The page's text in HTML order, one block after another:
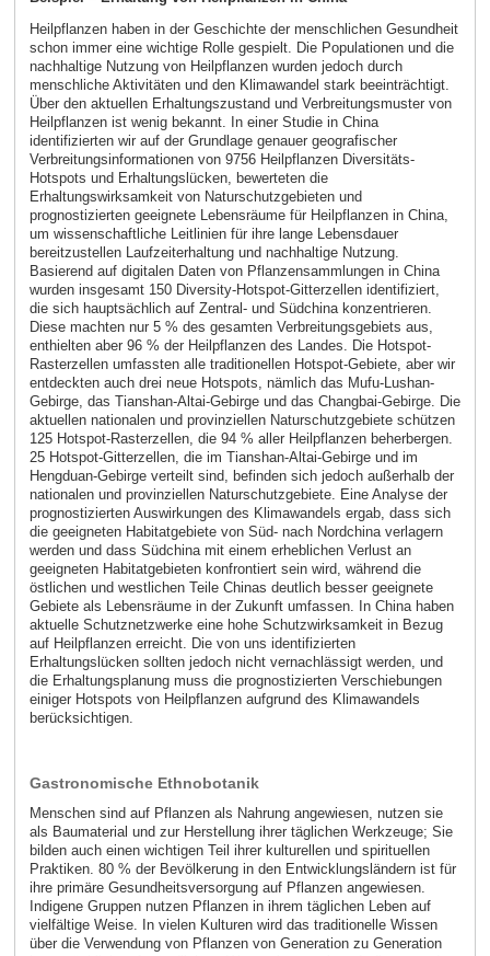
Heilpflanzen haben in der Geschichte der menschlichen Gesundheit
schon immer eine wichtige Rolle gespielt. Die Populationen und die
nachhaltige Nutzung von Heilpflanzen wurden jedoch durch
menschliche Aktivitäten und den Klimawandel stark beeinträchtigt.
Über den aktuellen Erhaltungszustand und Verbreitungsmuster von
Heilpflanzen ist wenig bekannt. In einer Studie in China
identifizierten wir auf der Grundlage genauer geografischer
Verbreitungsinformationen von 9756 Heilpflanzen Diversitäts-
Hotspots und Erhaltungslücken, bewerteten die
Erhaltungswirksamkeit von Naturschutzgebieten und
prognostizierten geeignete Lebensräume für Heilpflanzen in China,
um wissenschaftliche Leitlinien für ihre lange Lebensdauer
bereitzustellen Laufzeiterhaltung und nachhaltige Nutzung.
Basierend auf digitalen Daten von Pflanzensammlungen in China
wurden insgesamt 150 Diversity-Hotspot-Gitterzellen identifiziert,
die sich hauptsächlich auf Zentral- und Südchina konzentrieren.
Diese machten nur 5 % des gesamten Verbreitungsgebiets aus,
enthielten aber 96 % der Heilpflanzen des Landes. Die Hotspot-
Rasterzellen umfassten alle traditionellen Hotspot-Gebiete, aber wir
entdeckten auch drei neue Hotspots, nämlich das Mufu-Lushan-
Gebirge, das Tianshan-Altai-Gebirge und das Changbai-Gebirge. Die
aktuellen nationalen und provinziellen Naturschutzgebiete schützen
125 Hotspot-Rasterzellen, die 94 % aller Heilpflanzen beherbergen.
25 Hotspot-Gitterzellen, die im Tianshan-Altai-Gebirge und im
Hengduan-Gebirge verteilt sind, befinden sich jedoch außerhalb der
nationalen und provinziellen Naturschutzgebiete. Eine Analyse der
prognostizierten Auswirkungen des Klimawandels ergab, dass sich
die geeigneten Habitatgebiete von Süd- nach Nordchina verlagern
werden und dass Südchina mit einem erheblichen Verlust an
geeigneten Habitatgebieten konfrontiert sein wird, während die
östlichen und westlichen Teile Chinas deutlich besser geeignete
Gebiete als Lebensräume in der Zukunft umfassen. In China haben
aktuelle Schutznetzwerke eine hohe Schutzwirksamkeit in Bezug
auf Heilpflanzen erreicht. Die von uns identifizierten
Erhaltungslücken sollten jedoch nicht vernachlässigt werden, und
die Erhaltungsplanung muss die prognostizierten Verschiebungen
einiger Hotspots von Heilpflanzen aufgrund des Klimawandels
berücksichtigen.
Gastronomische Ethnobotanik
Menschen sind auf Pflanzen als Nahrung angewiesen, nutzen sie
als Baumaterial und zur Herstellung ihrer täglichen Werkzeuge; Sie
bilden auch einen wichtigen Teil ihrer kulturellen und spirituellen
Praktiken. 80 % der Bevölkerung in den Entwicklungsländern ist für
ihre primäre Gesundheitsversorgung auf Pflanzen angewiesen.
Indigene Gruppen nutzen Pflanzen in ihrem täglichen Leben auf
vielfältige Weise. In vielen Kulturen wird das traditionelle Wissen
über die Verwendung von Pflanzen von Generation zu Generation